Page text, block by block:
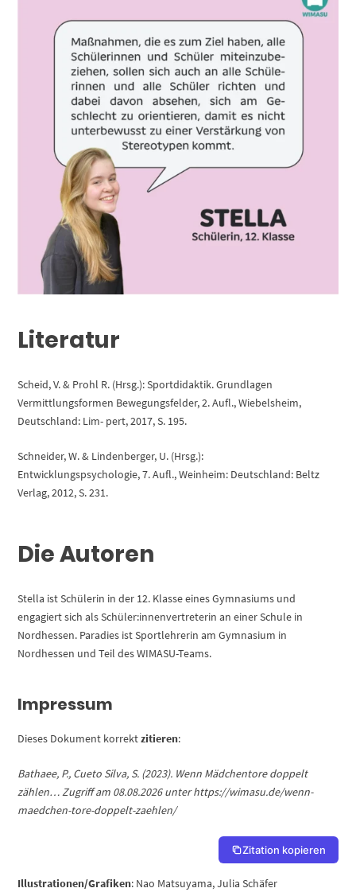
Literatur
Scheid, V. & Prohl R. (Hrsg.): Sportdidaktik. Grundlagen
Vermittlungsformen Bewegungsfelder, 2. Aufl., Wiebelsheim,
Deutschland: Lim- pert, 2017, S. 195.
Schneider, W. & Lindenberger, U. (Hrsg.):
Entwicklungspsychologie, 7. Aufl., Weinheim: Deutschland: Beltz
Verlag, 2012, S. 231.
Die Autoren
Stella ist Schülerin in der 12. Klasse eines Gymnasiums und
engagiert sich als Schüler:innenvertreterin an einer Schule in
Nordhessen. Paradies ist Sportlehrerin am Gymnasium in
Nordhessen und Teil des WIMASU-Teams.
Impressum
Dieses Dokument korrektzitieren:
Bathaee, P., Cueto Silva, S. (2023). Wenn Mädchentore doppelt
zählen… Zugriff am 08.08.2026 unter https://wimasu.de/wenn-
maedchen-tore-doppelt-zaehlen/
Zitation kopieren
Illustrationen/Grafiken: Nao Matsuyama, Julia Schäfer